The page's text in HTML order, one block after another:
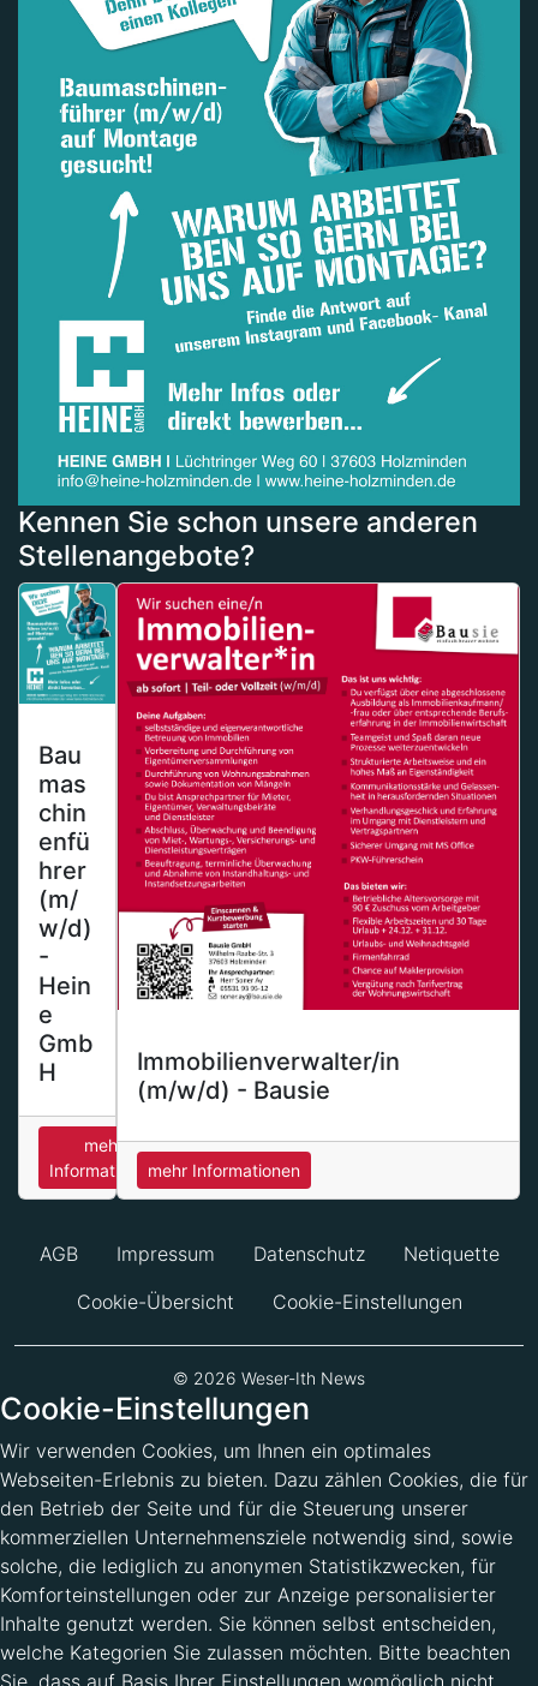
Kennen Sie schon unsere anderen
Stellenangebote?
Bau
mas
chin
enfü
hrer
(m/
w/d)
-
Hein
e
Gmb
H
mehr
Informationen
Immobilienverwalter/in
(m/w/d) - Bausie
mehr Informationen
AGB Impressum Datenschutz
Netiquette
Cookie-Übersicht
Cookie-Einstellungen
© 2026 Weser-Ith News
Cookie-Einstellungen
Wir verwenden Cookies, um Ihnen ein optimales
Webseiten-Erlebnis zu bieten. Dazu zählen Cookies, die für
den Betrieb der Seite und für die Steuerung unserer
kommerziellen Unternehmensziele notwendig sind, sowie
solche, die lediglich zu anonymen Statistikzwecken, für
Komforteinstellungen oder zur Anzeige personalisierter
Inhalte genutzt werden. Sie können selbst entscheiden,
welche Kategorien Sie zulassen möchten. Bitte beachten